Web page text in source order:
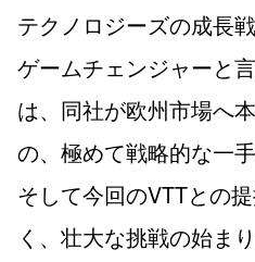
テクノロジーズの成長
ゲームチェンジャーと
は、同社が欧州市場へ
の、極めて戦略的な一手
そして今回のVTTとの
く、壮大な挑戦の始ま